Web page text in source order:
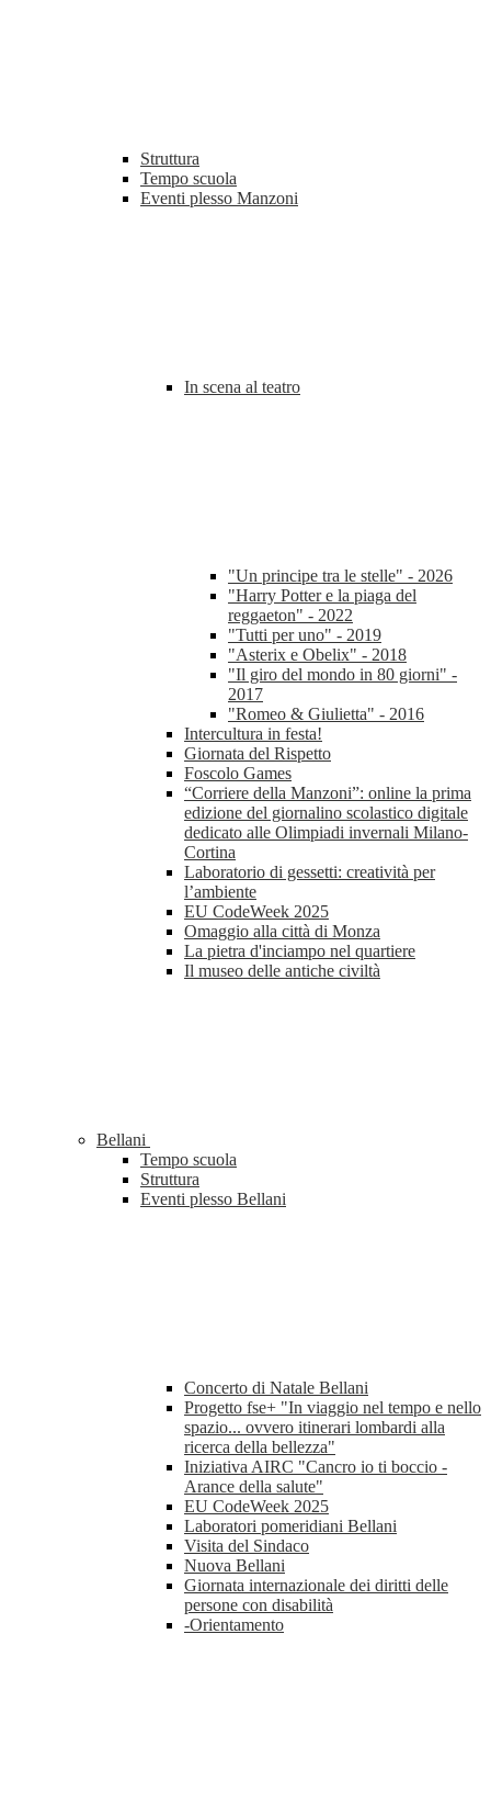
Struttura
Tempo scuola
Eventi plesso Manzoni
In scena al teatro
"Un principe tra le stelle" - 2026
"Harry Potter e la piaga del
reggaeton" - 2022
"Tutti per uno" - 2019
"Asterix e Obelix" - 2018
"Il giro del mondo in 80 giorni" -
2017
"Romeo & Giulietta" - 2016
Intercultura in festa!
Giornata del Rispetto
Foscolo Games
“Corriere della Manzoni”: online la prima
edizione del giornalino scolastico digitale
dedicato alle Olimpiadi invernali Milano-
Cortina
Laboratorio di gessetti: creatività per
l’ambiente
EU CodeWeek 2025
Omaggio alla città di Monza
La pietra d'inciampo nel quartiere
Il museo delle antiche civiltà
Bellani
Tempo scuola
Struttura
Eventi plesso Bellani
Concerto di Natale Bellani
Progetto fse+ "In viaggio nel tempo e nello
spazio... ovvero itinerari lombardi alla
ricerca della bellezza"
Iniziativa AIRC "Cancro io ti boccio -
Arance della salute"
EU CodeWeek 2025
Laboratori pomeridiani Bellani
Visita del Sindaco
Nuova Bellani
Giornata internazionale dei diritti delle
persone con disabilità
-Orientamento